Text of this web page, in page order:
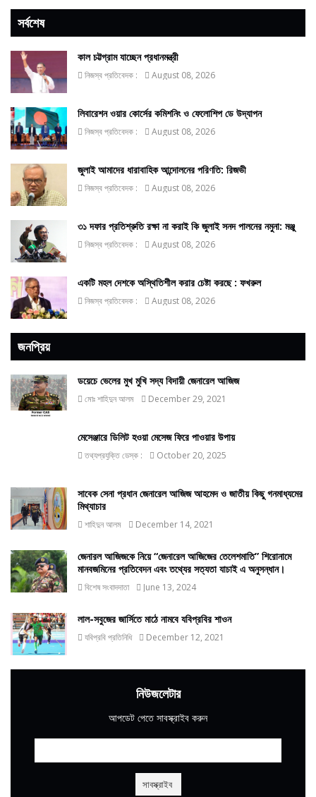
সর্বশেষ
কাল চট্টগ্রাম যাচ্ছেন প্রধানমন্ত্রী
নিজস্ব প্রতিবেদক : August 08, 2026
লিবারেশন ওয়ার কোর্সের কমিশনিং ও ফেলোশিপ ডে উদ্‌যাপন
নিজস্ব প্রতিবেদক : August 08, 2026
জুলাই আমাদের ধারাবাহিক আন্দোলনের পরিণতি: রিজভী
নিজস্ব প্রতিবেদক : August 08, 2026
৩১ দফার প্রতিশ্রুতি রক্ষা না করাই কি জুলাই সনদ পালনের নমুনা: মঞ্জু
নিজস্ব প্রতিবেদক : August 08, 2026
একটি মহল দেশকে অস্থিতিশীল করার চেষ্টা করছে : ফখরুল
নিজস্ব প্রতিবেদক : August 08, 2026
জনপ্রিয়
ডয়েচে ভেলের মুখ মুখি সদ্য বিদায়ী জেনারেল আজিজ
মোঃ শাহিদুন আলম December 29, 2021
মেসেঞ্জারে ডিলিট হওয়া মেসেজ ফিরে পাওয়ার উপায়
তথ্যপ্রযুক্তি ডেস্ক : October 20, 2025
সাবেক সেনা প্রধান জেনারেল আজিজ আহমেদ ও জাতীয় কিছু গনমাধ্যমের
মিথ্যাচার
শাহিদুন আলম December 14, 2021
জেনারল আজিজকে নিয়ে “জেনারেল আজিজের তেলেশমাতি” শিরোনামে
মানবজমিনের প্রতিবেদন এবং তথ্যের সত্যতা যাচাই এ অনুসন্ধান।
বিশেষ সংবাদদাতা June 13, 2024
লাল-সবুজের জার্সিতে মাঠে নামবে যবিপ্রবির শাওন
যবিপ্রবি প্রতিনিধি December 12, 2021
নিউজলেটার
আপডেট পেতে সাবস্ক্রাইব করুন